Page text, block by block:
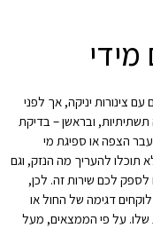
מידי
צינורות יניקה, אך לפני
ובראשן – בדיקת
הצפה או ספיגת מי
להעריך מה הנזק, וגם
לכם שירות זה. לכן,
דגימה של החול או
שלו. על פי הממצאים, מעל